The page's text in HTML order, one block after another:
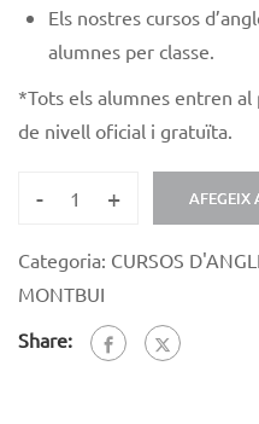
Els nostres cursos
alumnes per classe.
*Tots els alumnes entren
de nivell oficial i gratuïta.
- + AFEGEIX
Categoria: CURSOS
MONTBUI
Share: